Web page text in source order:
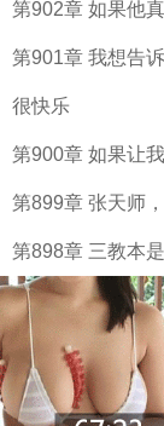
第902章 如果他
第901章 我想告
很快乐
第900章 如果让
第899章 张天师
第898章 三教本